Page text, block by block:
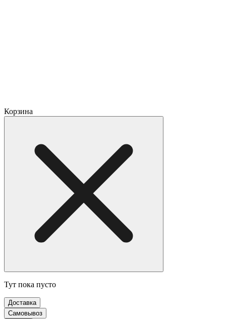
Корзина
Тут пока пусто
Доставка
Самовывоз